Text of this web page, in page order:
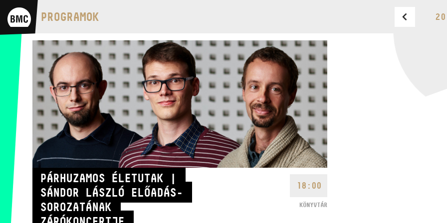
TELEFON
FAX
EMAIL
info@bmc.hu
BMC RECORDS
ZENEI INFORMÁCIÓS KÖZPONT ÉS
KÖNYVTÁR
BMC NEMZETKÖZI
CIMBALOMVERSENY 2019
PROGRAMOK
PÁRHUZAMOS ÉLETUTAK |
SÁNDOR LÁSZLÓ ELŐADÁS-
SOROZATÁNAK
18:00
KÖNYVTÁR